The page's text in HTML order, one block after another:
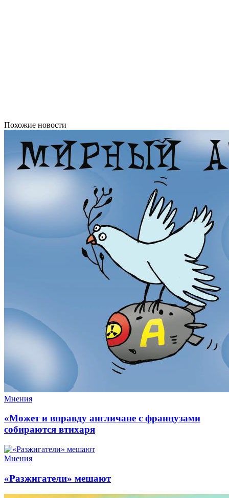
Похожие новости
Мнения
«Может и вправду англичане с французами
собираются втихаря
Мнения
«Разжигатели» мешают